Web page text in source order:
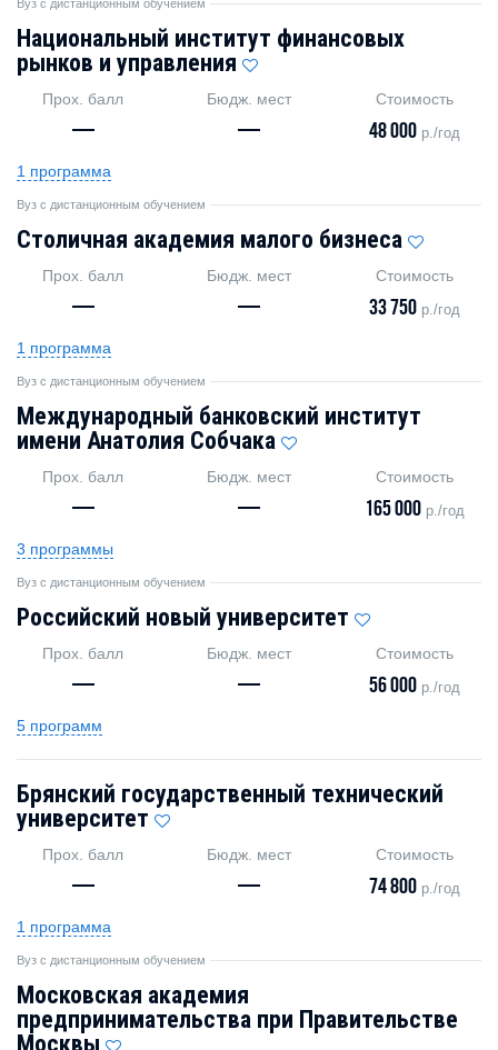
Национальный институт финансовых
рынков и управления
Прох. балл
—
Бюдж. мест
—
Стоимость
48 000 р./год
1 программа
Вуз с дистанционным обучением
Столичная академия малого бизнеса
Прох. балл
—
Бюдж. мест
—
Стоимость
33 750 р./год
1 программа
Вуз с дистанционным обучением
Международный банковский институт
имени Анатолия Собчака
Прох. балл
—
Бюдж. мест
—
Стоимость
165 000 р./год
3 программы
Вуз с дистанционным обучением
Российский новый университет
Прох. балл
—
Бюдж. мест
—
Стоимость
56 000 р./год
5 программ
Брянский государственный технический
университет
Прох. балл
—
Бюдж. мест
—
Стоимость
74 800 р./год
1 программа
Вуз с дистанционным обучением
Московская академия
предпринимательства при Правительстве
Москвы